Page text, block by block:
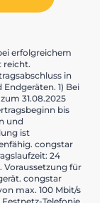
erfolgreichem
reicht.
in
1) Bei
31.08.2025
bis
und
ist
congstar
24
Voraussetzung für
congstar
max. 100 Mbit/s